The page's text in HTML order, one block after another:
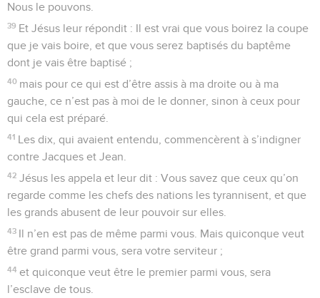
Nous le pouvons.
39 Et Jésus leur répondit : Il est vrai que vous boirez la coupe
que je vais boire, et que vous serez baptisés du baptême
dont je vais être baptisé ;
40 mais pour ce qui est d’être assis à ma droite ou à ma
gauche, ce n’est pas à moi de le donner, sinon à ceux pour
qui cela est préparé.
41 Les dix, qui avaient entendu, commencèrent à s’indigner
contre Jacques et Jean.
42 Jésus les appela et leur dit : Vous savez que ceux qu’on
regarde comme les chefs des nations les tyrannisent, et que
les grands abusent de leur pouvoir sur elles.
43 Il n’en est pas de même parmi vous. Mais quiconque veut
être grand parmi vous, sera votre serviteur ;
44 et quiconque veut être le premier parmi vous, sera
l’esclave de tous.